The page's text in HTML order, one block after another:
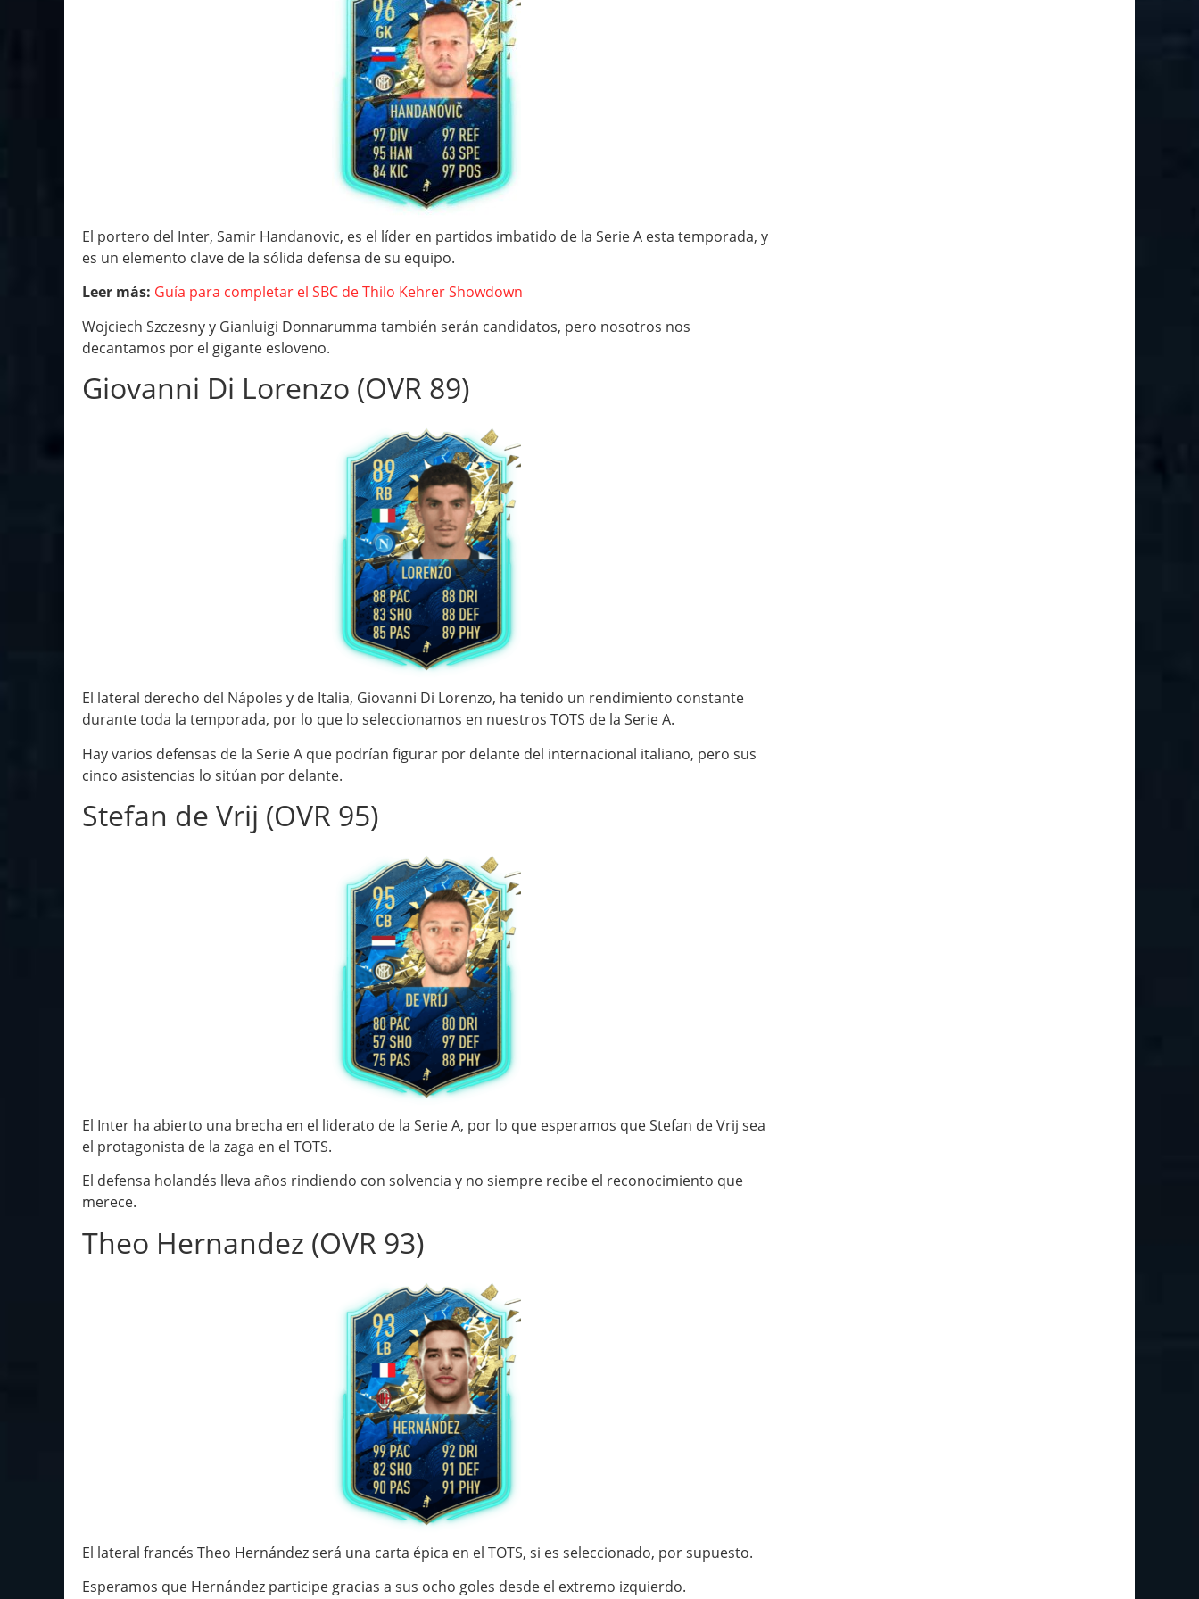
El portero del Inter, Samir Handanovic, es el líder en partidos imbatido de la Serie A esta temporada, y
es un elemento clave de la sólida defensa de su equipo.
Leer más: Guía para completar el SBC de Thilo Kehrer Showdown
Wojciech Szczesny y Gianluigi Donnarumma también serán candidatos, pero nosotros nos
decantamos por el gigante esloveno.
Giovanni Di Lorenzo (OVR 89)
El lateral derecho del Nápoles y de Italia, Giovanni Di Lorenzo, ha tenido un rendimiento constante
durante toda la temporada, por lo que lo seleccionamos en nuestros TOTS de la Serie A.
Hay varios defensas de la Serie A que podrían figurar por delante del internacional italiano, pero sus
cinco asistencias lo sitúan por delante.
Stefan de Vrij (OVR 95)
El Inter ha abierto una brecha en el liderato de la Serie A, por lo que esperamos que Stefan de Vrij sea
el protagonista de la zaga en el TOTS.
El defensa holandés lleva años rindiendo con solvencia y no siempre recibe el reconocimiento que
merece.
Theo Hernandez (OVR 93)
El lateral francés Theo Hernández será una carta épica en el TOTS, si es seleccionado, por supuesto.
Esperamos que Hernández participe gracias a sus ocho goles desde el extremo izquierdo.